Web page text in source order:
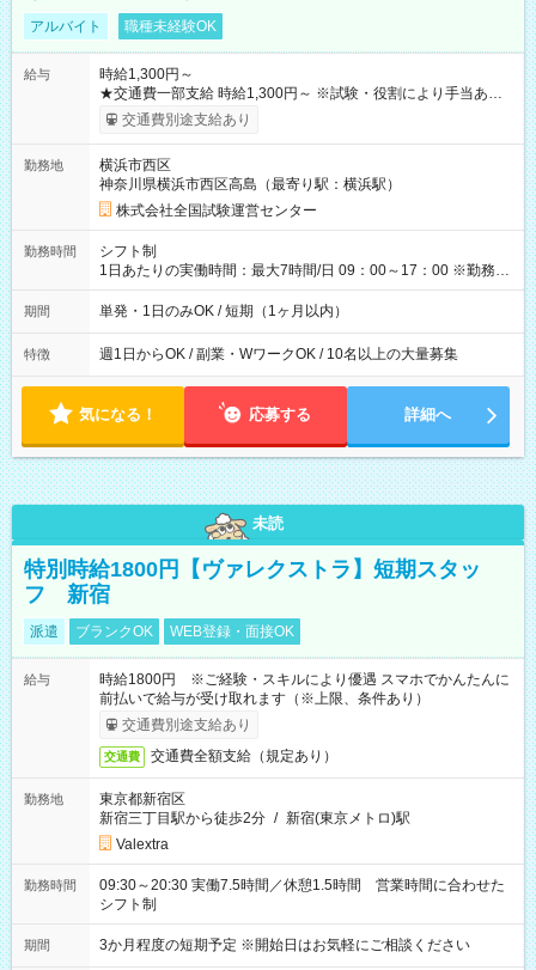
アルバイト 職種未経験OK
給与
時給1,300円～
★交通費一部支給 時給1,300円～ ※試験・役割により手当あり
※勤務回数により昇給あり 【即給（前払い）オプションあ
り！】 希望される場合、勤務から1週間ほどで給与の一部を受け
例】 ・河合塾模擬試験 8:30～17:30（休憩1時間） 時給1,300円
×8時間＝日収10,400円＋交通費 ※当日の役割により時給＋100
円の場合あり ・国家試験 7:00～13:30（休憩なし） 時給1,300
円（役割手当＋100円）×6時間＝日収8,400円＋交通費 【試用期
間】試用期間なし
交通費別途支給あり
勤務地
横浜市西区
神奈川県横浜市西区高島（最寄り駅：横浜駅）
株式会社全国試験運営センター
勤務時間
シフト制
1日あたりの実働時間：最大7時間/日 09：00～17：00 ※勤務時
間は 試験により異なります。
期間 単発・1日のみOK / 短期（1ヶ月以内）
特徴 週1日からOK / 副業・WワークOK / 10名以上の大量募集
気になる！ 応募する 詳細へ
未読
特別時給1800円【ヴァレクストラ】短期スタッ
フ 新宿
派遣 ブランクOK WEB登録・面接OK
給与
時給1800円 ※ご経験・スキルにより優遇 スマホでかんたんに
前払いで給与が受け取れます（※上限、条件あり）
交通費別途支給あり
交通費 交通費全額支給（規定あり）
勤務地
東京都新宿区
新宿三丁目駅から徒歩2分 / 新宿(東京メトロ)駅
Valextra
勤務時間
09:30～20:30 実働7.5時間／休憩1.5時間 営業時間に合わせた
シフト制
期間 3か月程度の短期予定 ※開始日はお気軽にご相談ください